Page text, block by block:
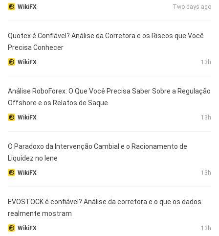
WikiFX Two days ago
Quotex é Confiável? Análise da Corretora e os Riscos que Você
Precisa Conhecer
WikiFX 13h
Análise RoboForex: O Que Você Precisa Saber Sobre a Regulação
Offshore e os Relatos de Saque
WikiFX 13h
O Paradoxo da Intervenção Cambial e o Racionamento de
Liquidez no Iene
WikiFX 13h
EVOSTOCK é confiável? Análise da corretora e o que os dados
realmente mostram
WikiFX 13h